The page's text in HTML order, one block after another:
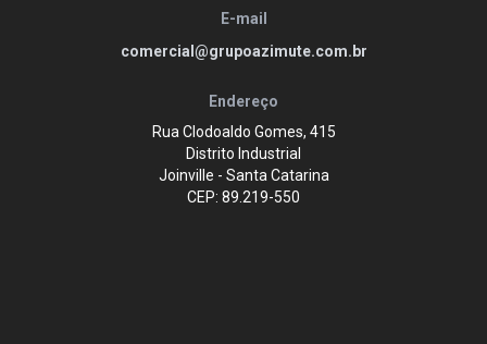
E-mail
comercial@grupoazimute.com.br
Endereço
Rua Clodoaldo Gomes, 415
Distrito Industrial
Joinville - Santa Catarina
CEP: 89.219-550